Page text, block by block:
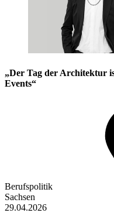
„Der Tag der ­Architektur
Events“
Berufspolitik
Sachsen
29.04.2026